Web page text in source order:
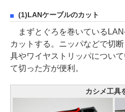
(1)LANケーブルのカット
まずとぐろを巻いているLAN
カットする。ニッパなどで切
具やワイヤストリッパについ
て切った方が便利。
カシメ工具